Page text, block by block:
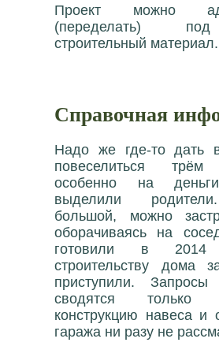
Проект можно
(переделать)
строительный материал.
Справочная
Надо же где-то дать
повеселиться трём
особенно на
выделили
большой, можно
оборачиваясь на
готовили в
строительству дома
приступили.
сводятся
конструкцию навеса и
гаража ни разу не